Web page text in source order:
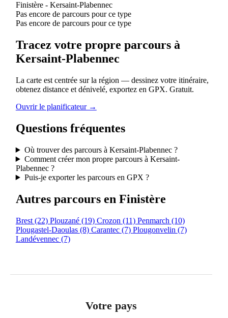
Finistère - Kersaint-Plabennec
Pas encore de parcours pour ce type
Pas encore de parcours pour ce type
Tracez votre propre parcours à
Kersaint-Plabennec
La carte est centrée sur la région — dessinez votre itinéraire,
obtenez distance et dénivelé, exportez en GPX. Gratuit.
Ouvrir le planificateur →
Questions fréquentes
Où trouver des parcours à Kersaint-Plabennec ?
Comment créer mon propre parcours à Kersaint-
Plabennec ?
Puis-je exporter les parcours en GPX ?
Autres parcours en Finistère
Brest (22) Plouzané (19) Crozon (11) Penmarch (10)
Plougastel-Daoulas (8) Carantec (7) Plougonvelin (7)
Landévennec (7)
Votre pays